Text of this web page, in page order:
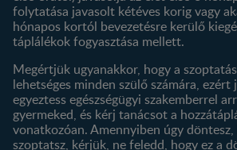
folytatása javasolt kétéves korig vagy
hónapos kortól bevezetésre kerülő
táplálékok fogyasztása mellett.
Megértjük ugyanakkor, hogy a
lehetséges minden szülő számára,
egyeztess egészségügyi szakemberrel
gyermeked, és kérj tanácsot a
vonatkozóan. Amennyiben úgy döntesz,
szoptatsz, kérjük, ne feledd, hogy ez a